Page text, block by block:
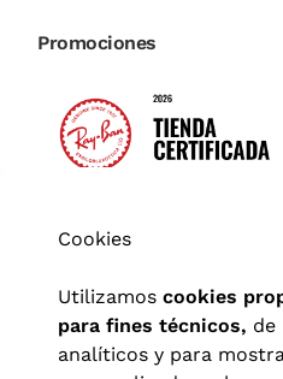
Promociones
Cookies
Utilizamos cookies
para fines técnicos, de
analíticos y para